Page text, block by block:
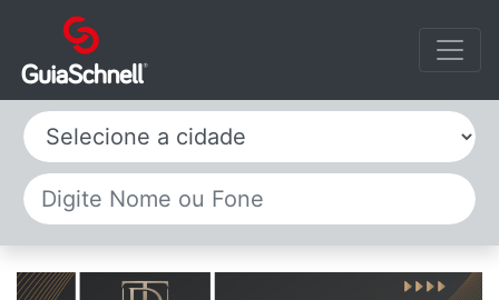
Selecione a cidade